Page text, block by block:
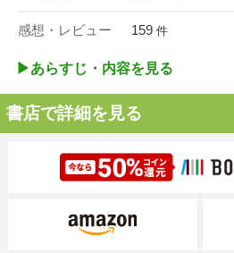
感想・レビュー 159 件
▶︎あらすじ・内容を見る
書店で詳細を見る